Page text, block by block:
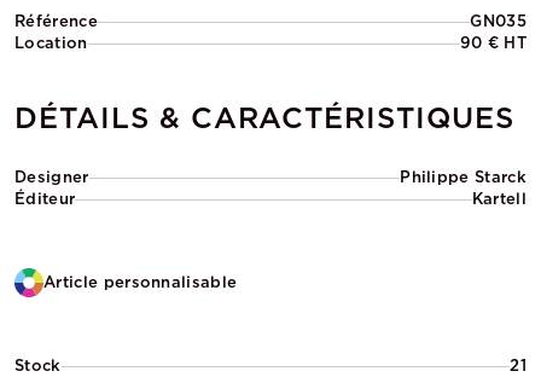
Référence
GN035
Location
90 € HT
DÉTAILS & CARACTÉRISTIQUES
Designer
Philippe Starck
Éditeur
Kartell
Article personnalisable
Stock 21